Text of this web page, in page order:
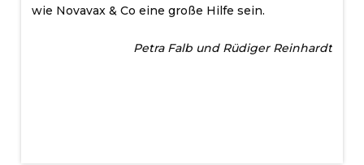
wie Novavax & Co eine große Hilfe sein.
Petra Falb und Rüdiger Reinhardt